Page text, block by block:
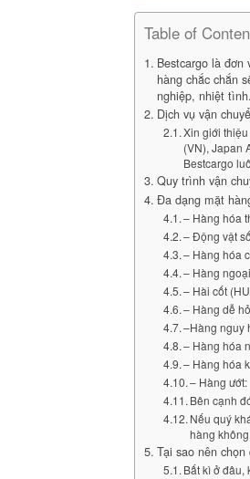
Table of
Bestcargo là
hàng chắc chắn
nghiệp, nhiệt tình.
Dịch vụ vận
Xin giới
(VN), Japan
Bestcargo
Quy trình vận
Đa dạng mặt
– Hàng hóa
– Động vật
– Hàng hóa
– Hàng
– Hài cốt
– Hàng dễ
–Hàng nguy
– Hàng hóa
– Hàng hóa
– Hàng ướt:
Bên cạnh
Nếu quý
hàng
Tại sao nên
Bất kì ở đâu,